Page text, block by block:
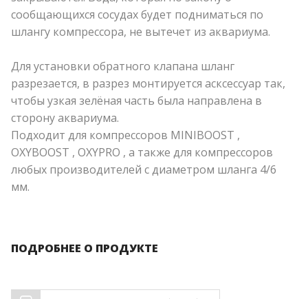
сообщающихся сосудах будет подниматься по
шлангу компрессора, не вытечет из аквариума.
Для установки обратного клапана шланг
разрезается, в разрез монтируется асксессуар так,
чтобы узкая зелёная часть была направлена в
сторону аквариума.
Подходит для компрессоров MINIBOOST ,
OXYBOOST , OXYPRO , а также для компрессоров
любых производителей с диаметром шланга 4/6
мм.
ПОДРОБНЕЕ О ПРОДУКТЕ